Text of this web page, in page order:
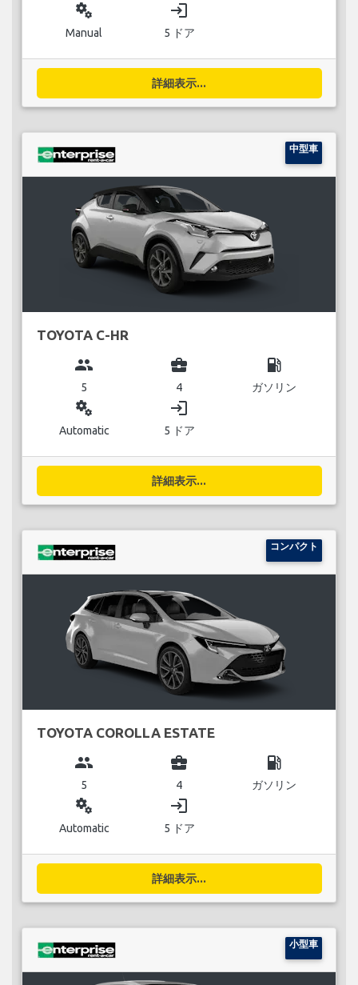
miscellaneous_services
Manual
login
5 ドア
詳細表示...
中型車
TOYOTA C-HR
group
5
business_center
4
local_gas_station
ガソリン
miscellaneous_services
Automatic
login
5 ドア
詳細表示...
コンパクト
TOYOTA COROLLA ESTATE
group
5
business_center
4
local_gas_station
ガソリン
miscellaneous_services
Automatic
login
5 ドア
詳細表示...
小型車